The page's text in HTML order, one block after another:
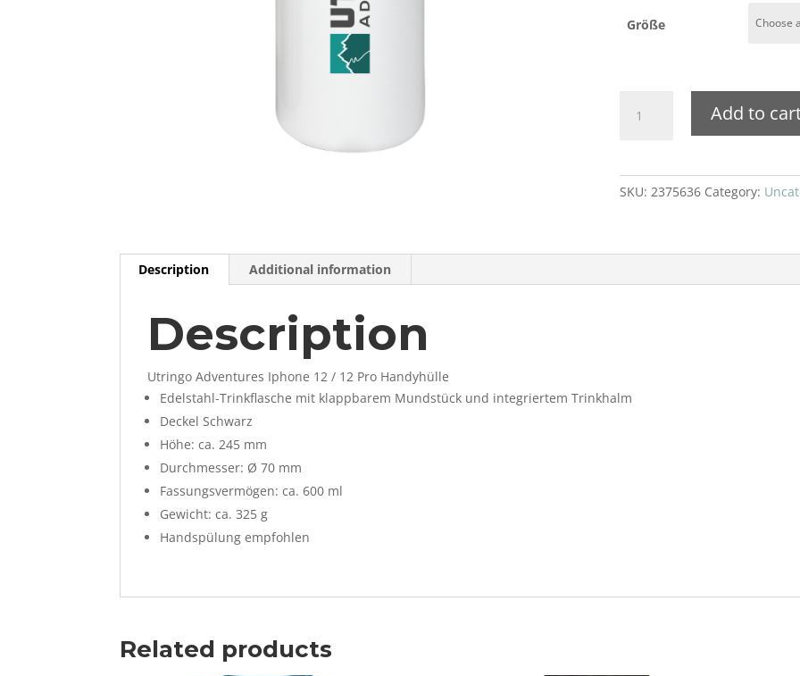
Größe
Adventures
Add to
SKU: 2375636 Category:
Description Additional information
Description
Utringo Adventures Iphone 12 / 12 Pro Handyhülle
Edelstahl-Trinkflasche mit klappbarem Mundstück und integriertem Trinkhalm
Deckel Schwarz
Höhe: ca. 245 mm
Durchmesser: Ø 70 mm
Fassungsvermögen: ca. 600 ml
Gewicht: ca. 325 g
Handspülung empfohlen
Related products